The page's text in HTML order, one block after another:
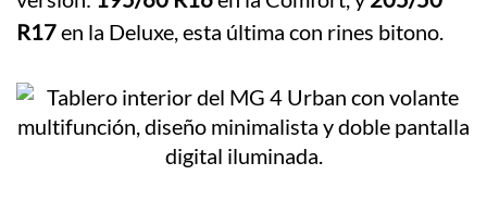
R17en la Deluxe, esta última con rines bitono.